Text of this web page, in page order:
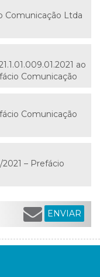
Comunicação Ltda
ao
Comunicação
Comunicação
– Prefácio
ENVIAR